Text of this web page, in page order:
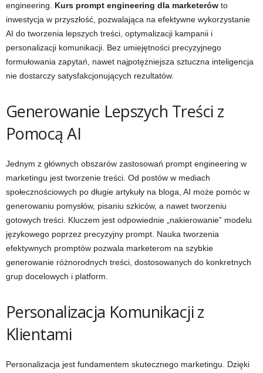
engineering. Kurs prompt engineering dla marketerów to
inwestycja w przyszłość, pozwalająca na efektywne wykorzystanie
AI do tworzenia lepszych treści, optymalizacji kampanii i
personalizacji komunikacji. Bez umiejętności precyzyjnego
formułowania zapytań, nawet najpotężniejsza sztuczna inteligencja
nie dostarczy satysfakcjonujących rezultatów.
Generowanie Lepszych Treści z
Pomocą AI
Jednym z głównych obszarów zastosowań prompt engineering w
marketingu jest tworzenie treści. Od postów w mediach
społecznościowych po długie artykuły na bloga, AI może pomóc w
generowaniu pomysłów, pisaniu szkiców, a nawet tworzeniu
gotowych treści. Kluczem jest odpowiednie „nakierowanie” modelu
językowego poprzez precyzyjny prompt. Nauka tworzenia
efektywnych promptów pozwala marketerom na szybkie
generowanie różnorodnych treści, dostosowanych do konkretnych
grup docelowych i platform.
Personalizacja Komunikacji z
Klientami
Personalizacja jest fundamentem skutecznego marketingu. Dzięki